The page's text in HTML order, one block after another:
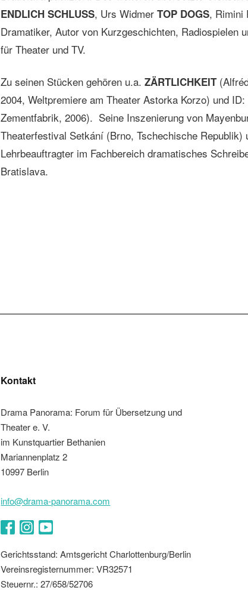
ENDLICH SCHLUSS, Urs WidmerTOP DOGS, Rimini
Dramatiker, Autor von Kurzgeschichten, Radiospielen
für Theater und TV.
Zu seinen Stücken gehören u.a.ZÄRTLICHKEIT
2004, Weltpremiere am Theater Astorka Korzo) und ID:
Zementfabrik, 2006). Seine Inszenierung von
Theaterfestival Setkání (Brno, Tschechische
Lehrbeauftragter im Fachbereich dramatisches
Bratislava.
Kontakt
Drama Panorama: Forum für Übersetzung und
Theater e. V.
im Kunstquartier Bethanien
Mariannenplatz 2
10997 Berlin
info@drama-panorama.com
Gerichtsstand: Amtsgericht Charlottenburg/Berlin
Vereinsregisternummer: VR32571
Steuernr.: 27/658/52706